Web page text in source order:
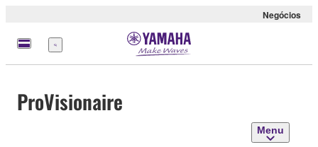
Negócios
Menu
ProVisionaire
Menu